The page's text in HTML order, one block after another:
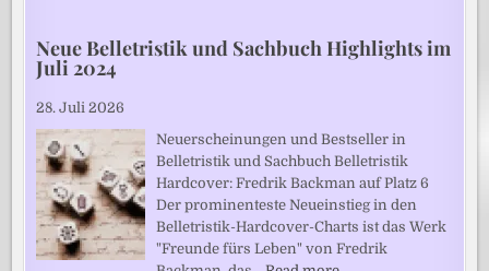
Neue Belletristik und Sachbuch Highlights im
Juli 2024
28. Juli 2026
Neuerscheinungen und Bestseller in
Belletristik und Sachbuch Belletristik
Hardcover: Fredrik Backman auf Platz 6
Der prominenteste Neueinstieg in den
Belletristik-Hardcover-Charts ist das Werk
"Freunde fürs Leben" von Fredrik